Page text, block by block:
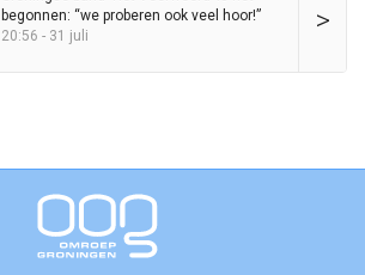
>
begonnen: “we proberen ook veel hoor!”
20:56 - 31 juli